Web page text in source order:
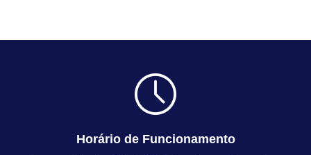
Horário de Funcionamento